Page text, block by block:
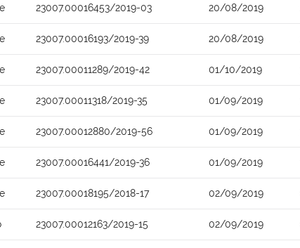
23007.00016453/2019-03 20/08/2019
23007.00016193/2019-39 20/08/2019
23007.00011289/2019-42 01/10/2019
23007.00011318/2019-35 01/09/2019
23007.00012880/2019-56 01/09/2019
23007.00016441/2019-36 01/09/2019
23007.00018195/2018-17 02/09/2019
23007.00012163/2019-15 02/09/2019